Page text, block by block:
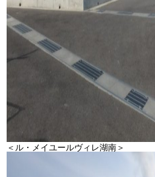
＜ル・メイユールヴィレ湖南＞